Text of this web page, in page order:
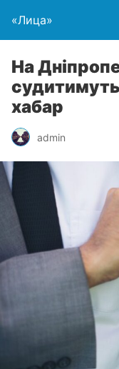
«Лица»
На
хабар
admin